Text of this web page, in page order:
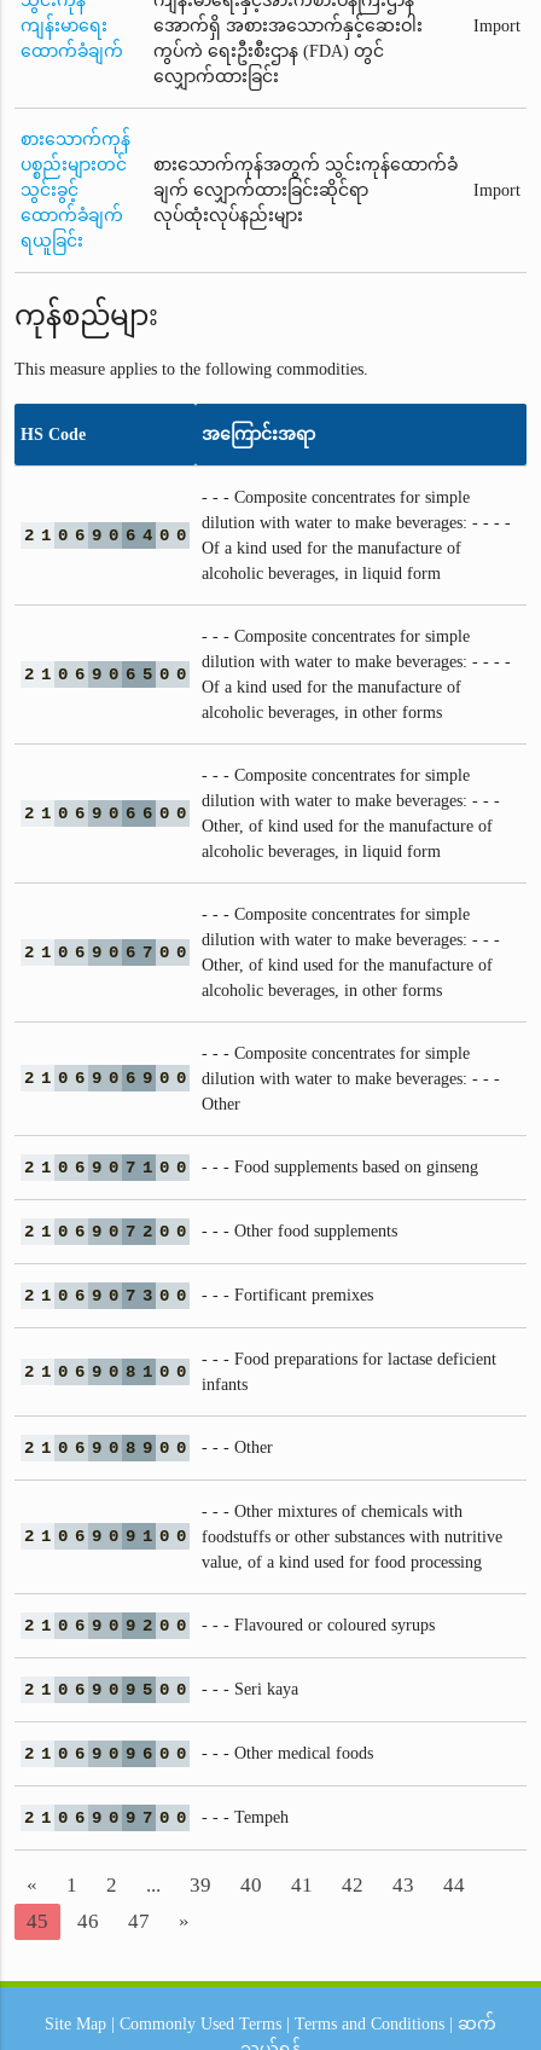
ကျန်းမာရေး
ထောက်ခံချက်
အောက်ရှိ အစားအသောက်နှင့်ဆေးဝါး
ကွပ်ကဲ ရေးဦးစီးဌာန (FDA) တွင်
လျှောက်ထားခြင်း
Import
စားသောက်ကုန်
ပစ္စည်းများတင်
သွင်းခွင့်
ထောက်ခံချက်
ရယူခြင်း
စားသောက်ကုန်အတွက် သွင်းကုန်ထောက်ခံ
ချက် လျှောက်ထားခြင်းဆိုင်ရာ
လုပ်ထုံးလုပ်နည်းများ
Import
ကုန်စည်များ
This measure applies to the following commodities.
HS Code အကြောင်းအရာ
2 1 0 6 9 0 6 4 0 0
- - - Composite concentrates for simple
dilution with water to make beverages: - - - -
Of a kind used for the manufacture of
alcoholic beverages, in liquid form
2 1 0 6 9 0 6 5 0 0
- - - Composite concentrates for simple
dilution with water to make beverages: - - - -
Of a kind used for the manufacture of
alcoholic beverages, in other forms
2 1 0 6 9 0 6 6 0 0
- - - Composite concentrates for simple
dilution with water to make beverages: - - -
Other, of kind used for the manufacture of
alcoholic beverages, in liquid form
2 1 0 6 9 0 6 7 0 0
- - - Composite concentrates for simple
dilution with water to make beverages: - - -
Other, of kind used for the manufacture of
alcoholic beverages, in other forms
2 1 0 6 9 0 6 9 0 0
- - - Composite concentrates for simple
dilution with water to make beverages: - - -
Other
2 1 0 6 9 0 7 1 0 0 - - - Food supplements based on ginseng
2 1 0 6 9 0 7 2 0 0 - - - Other food supplements
2 1 0 6 9 0 7 3 0 0 - - - Fortificant premixes
2 1 0 6 9 0 8 1 0 0
- - - Food preparations for lactase deficient
infants
2 1 0 6 9 0 8 9 0 0 - - - Other
2 1 0 6 9 0 9 1 0 0
- - - Other mixtures of chemicals with
foodstuffs or other substances with nutritive
value, of a kind used for food processing
2 1 0 6 9 0 9 2 0 0 - - - Flavoured or coloured syrups
2 1 0 6 9 0 9 5 0 0 - - - Seri kaya
2 1 0 6 9 0 9 6 0 0 - - - Other medical foods
2 1 0 6 9 0 9 7 0 0 - - - Tempeh
« 1 2 ... 39 40 41 42 43
44
45
46 47 »
Site Map Commonly Used Terms Terms and Conditions
ဆက်